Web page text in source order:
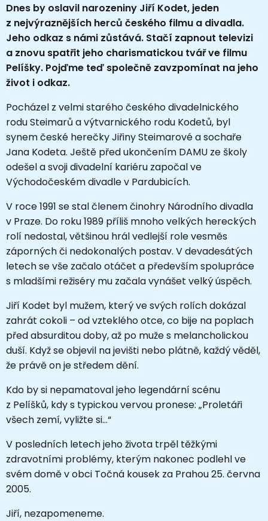
Dnes by oslavil narozeniny Jiří Kodet, jeden
z nejvýraznějších herců českého filmu a divadla.
Jeho odkaz s námi zůstává. Stačí zapnout televizi
a znovu spatřit jeho charismatickou tvář ve filmu
Pelíšky. Pojďme teď společně zavzpomínat na jeho
život i odkaz.
Pocházel z velmi starého českého divadelnického
rodu Steimarů a výtvarnického rodu Kodetů, byl
synem české herečkyJiřiny Steimarovéa sochaře
Jana Kodeta. Ještě před ukončením DAMU ze školy
odešel a svoji divadelní kariéru započal ve
Východočeském divadle v Pardubicích.
V roce 1991 se stal členem činohry Národního divadla
v Praze. Do roku 1989 příliš mnoho velkých hereckých
rolí nedostal, většinou hrál vedlejší role vesměs
záporných či nedokonalých postav. V devadesátých
letech se vše začalo otáčet a především spolupráce
s mladšími režiséry mu začala vynášet velký úspěch.
Jiří Kodet byl mužem, který ve svých rolích dokázal
zahrát cokoli – od vzteklého otce, co bije na poplach
před absurditou doby, až po muže s melancholickou
duší. Když se objevil na jevišti nebo plátně, každý věděl,
že právě on je středem dění.
Kdo by si nepamatoval jeho legendární scénu
z Pelíšků, kdy s typickou vervou pronese: „Proletáři
všech zemí, vyližte si…“
V posledních letech jeho života trpěl těžkými
zdravotními problémy, kterým nakonec podlehl ve
svém domě v obci Točná kousek za Prahou 25. června
2005.
Jiří, nezapomeneme.